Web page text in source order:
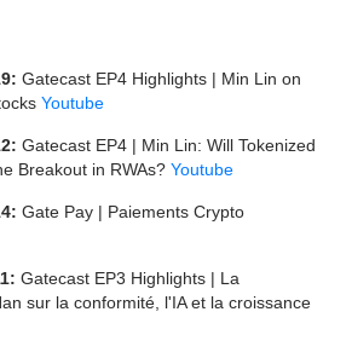
Gatecast EP4 Highlights | Min Lin on
Youtube
Gatecast EP4 | Min Lin: Will Tokenized
Breakout in RWAs? Youtube
Gate Pay | Paiements Crypto
Gatecast EP3 Highlights | La
sur la conformité, l'IA et la croissance